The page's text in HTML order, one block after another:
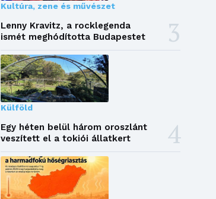
Kultúra, zene és művészet
Lenny Kravitz, a rocklegenda
ismét meghódította Budapestet
Külföld
Egy héten belül három oroszlánt
veszített el a tokiói állatkert